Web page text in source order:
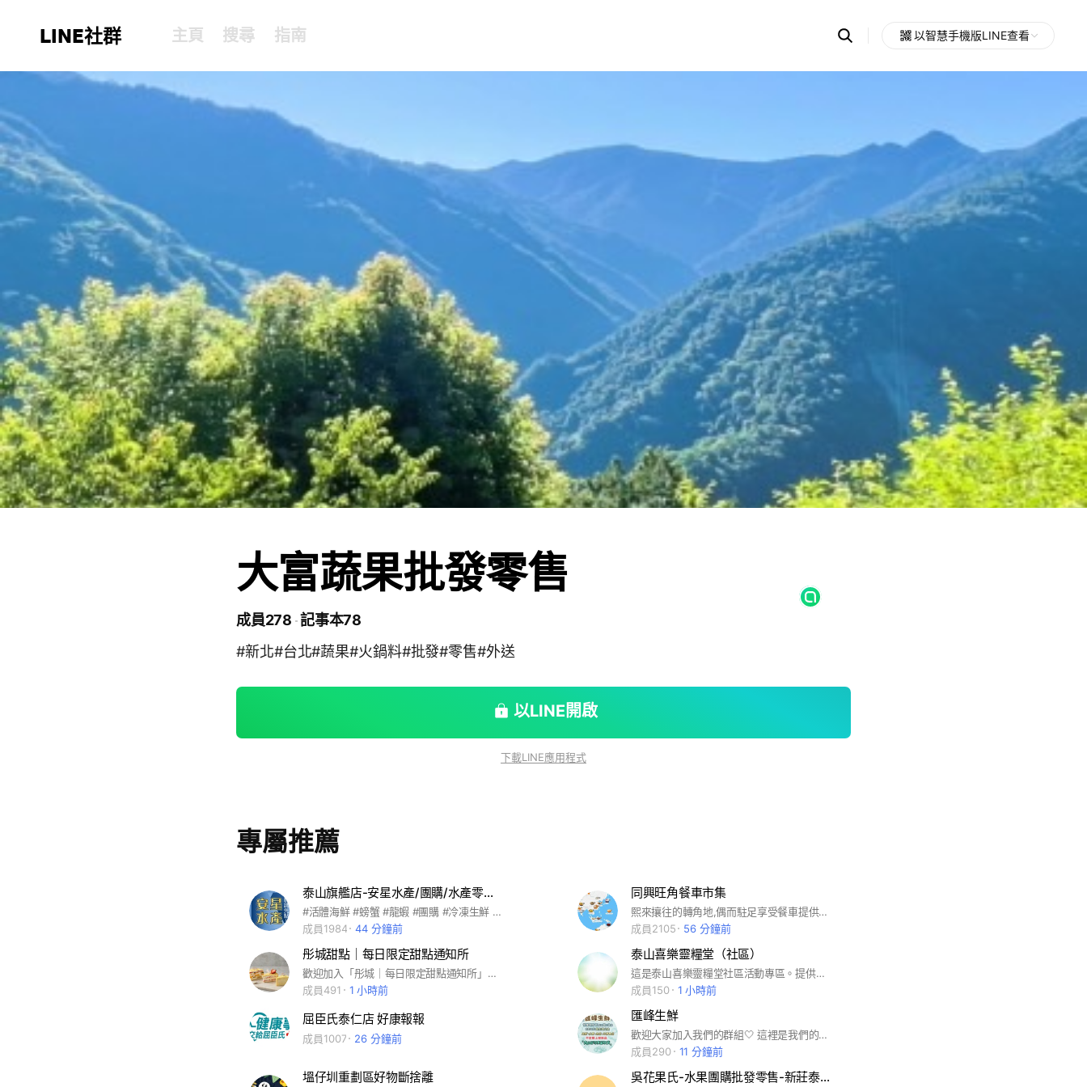
LINE社群 主頁 搜尋 指南 Search
OpenChats
messages
search
以智慧手機版LINE查看
大富蔬果批發零售
成員278 記事本78
#新北#台北#蔬果#火鍋料#批發#零售#外送
以LINE開啟
下載LINE應用程式
專屬推薦
泰山旗艦店-安星水產/團購/水產零售批發
#活體海鮮 #螃蟹 #龍蝦 #團購 #冷凍生鮮 #代客料理 新北市泰山區文程路23號
成員1984
44 分鐘前
同興旺角餐車市集
熙來攘往的轉角地,偶而駐足享受餐車提供世界美食,透過味蕾瞬間到各國...感受各位老闆熱情用心的款待,讓心情歡悅.暖胃也暖心~ 提供認真嚴謹追求美味的餐車與美食家的轉角相遇~~ 歡迎各位美食家與餐車創業家~~
成員2105
56 分鐘前
彤城甜點｜每日限定甜點通知所
歡迎加入「彤城｜每日限定甜點通知所」🍰 這裡會分享每日限定蛋糕、切片甜點、臨時釋出品項與節慶預購提醒。 為了讓大家都能清楚看到資訊，社群內請配合以下規則： 社群僅作商品公告與甜點資訊分享 預訂請至官方 LINE 一對一留言 社群留言不代表預訂成功 商品以官方 LINE 回覆確認為準 請勿洗版、轉貼廣告或發送與甜點無關內容 若造成社群秩序混亂，管理員將刪除訊息或移出社群 謝謝大家喜歡彤城
成員491
1 小時前
泰山喜樂靈糧堂（社區）
這是泰山喜樂靈糧堂社區活動專區。提供社區活動第一手資料。 教會地址：泰山區仁武街17-1號1樓 教會電話：（02）2296-3282 報名洽：洪小姐0921846119 牧師：鍾宜玲0932096809
成員150
1 小時前
屈臣氏泰仁店 好康報報
成員1007 26 分鐘前
匯峰生鮮
歡迎大家加入我們的群組🤍 這裡是我們的日常補貨小天地 水果🍓 海鮮🦐 肉品🥩 都會不定時上架 一起把新鮮帶回家✨ 📍【自取地點】 1️⃣ 泰山區民生路2號 🕙 10:00－20:00 2️⃣ 泰林路三段170之17號 🕒 15:00－18:00 🛒 小幫手有新貨都會即時PO上來 看到喜歡的可以直接「+1」或留言預留 我們都會幫大家登記好唷🙋‍♀️ 💬 有想詢問的商品 也歡迎直接在群組發問，不用客氣～ 👶 小幫手平常身邊帶著一位小皮蛋 回覆速度可能會慢一點點 還請大家多多包涵🥹 — 🤍 入群小提醒 🤍 ✔ 商品數量有限，依留言順序為主 ✔ 請確認後再下單，避免取消影響他人 ✔ 取貨記得準時，讓大家都能順利領到商品 ✔ 有需要也可以私訊我們協助 🚨【防詐騙提醒】🚨 最近詐騙猖狂‼️ ❌ 半夜私訊要求換群組 ❌ 假冒管理員傳連結 以上一律都是詐騙！ 👉 本群不會主動私訊要求轉群或提供奇怪連結 👉 有任何疑慮請直接在群組詢問確認 — 謝謝大家的加入與支持✨ 我們會努力把最新鮮、最好的商品帶給大家 也希望在這裡陪大家一起過生活💛 有你們在，這個群會更溫暖☺️
成員290
11 分鐘前
塭仔圳重劃區好物斷捨離 吳花果氏-水果團購批發零售-新莊泰山團購